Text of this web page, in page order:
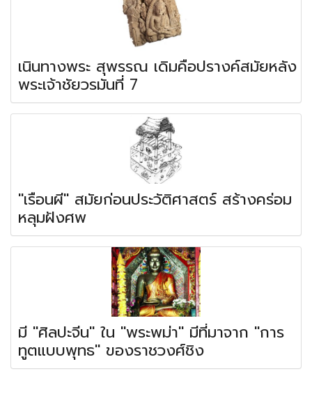
เนินทางพระ สุพรรณ เดิมคือปรางค์สมัยหลัง
พระเจ้าชัยวรมันที่ 7
"เรือนผี" สมัยก่อนประวัติศาสตร์ สร้างคร่อม
หลุมฝังศพ
มี "ศิลปะจีน" ใน "พระพม่า" มีที่มาจาก "การ
ทูตแบบพุทธ" ของราชวงศ์ชิง